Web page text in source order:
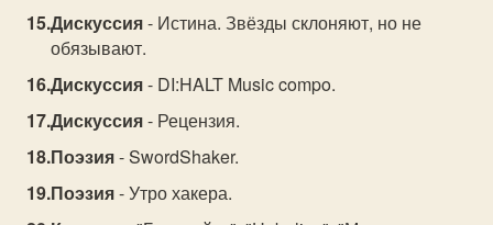
Дискуссия- Истина. Звёзды склоняют, но не
обязывают.
Дискуссия- DI:HALT Music compo.
Дискуссия- Рецензия.
Поэзия- SwordShaker.
Поэзия- Утро хакера.